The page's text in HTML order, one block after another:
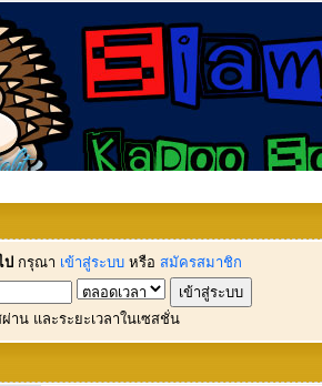
ป กรุณา เข้าสู่ระบบ หรือ สมัครสมาชิก
าน และระยะเวลาในเซสชั่น